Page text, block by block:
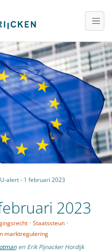
alert - 1 februari 2023
2023
· Staatssteun ·
marktregulering
en Erik Pijnacker Hordijk